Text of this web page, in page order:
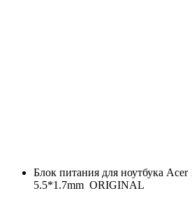
Блок питания для ноутбука
5.5*1.7mm ORIGINAL